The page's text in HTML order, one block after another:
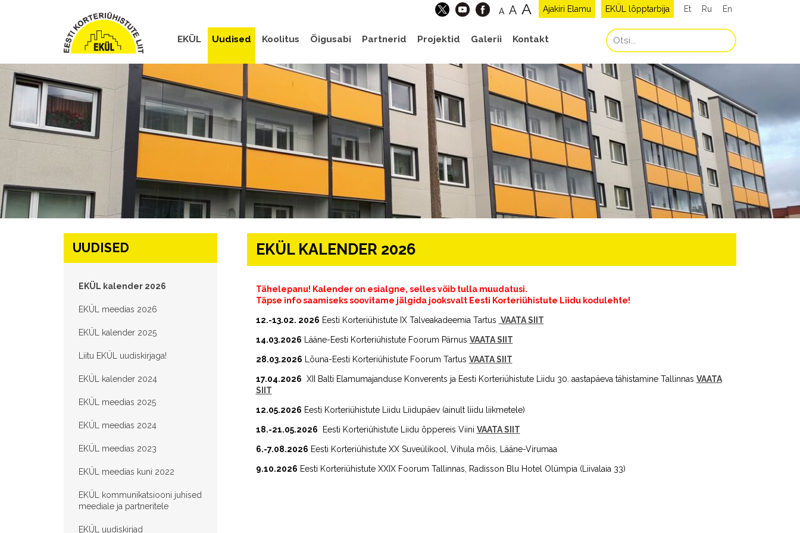
Et Ru En
EKÜL lõpptarbija
Ajakiri Elamu
A A A
EKÜL Uudised Koolitus Õigusabi Partnerid Projektid Galerii Kontakt
UUDISED
EKÜL kalender 2026
EKÜL meedias 2026
EKÜL kalender 2025
Liitu EKÜL uudiskirjaga!
EKÜL kalender 2024
EKÜL meedias 2025
EKÜL meedias 2024
EKÜL meedias 2023
EKÜL meedias kuni 2022
EKÜL kommunikatsiooni juhised
meediale ja partneritele
EKÜL uudiskirjad
EKÜL KALENDER 2026
Tähelepanu! Kalender on esialgne, selles võib tulla muudatusi.
Täpse info saamiseks soovitame jälgida jooksvalt Eesti Korteriühistute Liidu kodulehte!
12.-13.02. 2026 Eesti Korteriühistute IX Talveakadeemia Tartus VAATA SIIT
14.03.2026 Lääne-Eesti Korteriühistute Foorum Pärnus VAATA SIIT
28.03.2026 Lõuna-Eesti Korteriühistute Foorum Tartus VAATA SIIT
17.04.2026 XII Balti Elamumajanduse Konverents ja Eesti Korteriühistute Liidu 30. aastapäeva tähistamine Tallinnas VAATA
SIIT
12.05.2026 Eesti Korteriühistute Liidu Liidupäev (ainult liidu liikmetele)
18.-21.05.2026 Eesti Korteriühistute Liidu õppereis Viini VAATA SIIT
6.-7.08.2026 Eesti Korteriühistute XX Suveülikool, Vihula mõis, Lääne-Virumaa
9.10.2026 Eesti Korteriühistute XXIX Foorum Tallinnas, Radisson Blu Hotel Olümpia (Liivalaia 33)